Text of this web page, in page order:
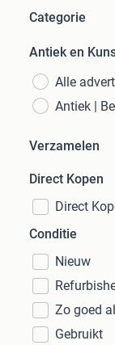
Categorie
Antiek en
Alle
Antiek |
Verzamelen
Direct Kopen
Direct
Conditie
Nieuw
Zo goed
Gebruikt